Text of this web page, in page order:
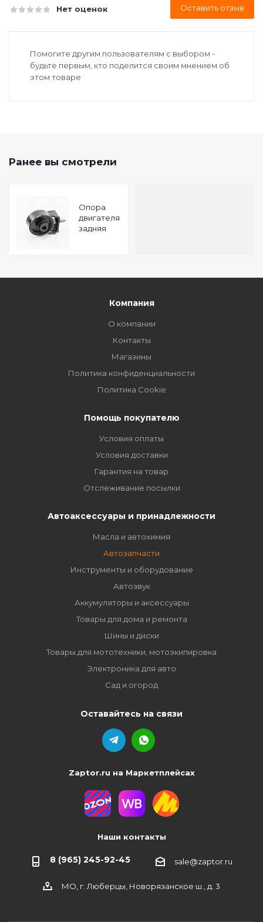
Нет оценок Оставить отзыв
Помогите другим пользователям с выбором -
будьте первым, кто поделится своим мнением об
этом товаре
Ранее вы смотрели
Опора
двигателя
задняя
Компания
О компании
Контакты
Магазины
Политика конфиденциальности
Политика Cookie
Помощь покупателю
Условия оплаты
Условия доставки
Гарантия на товар
Отслеживание посылки
Автоаксессуары и принадлежности
Масла и автохимия
Автозапчасти
Инструменты и оборудование
Автозвук
Аккумуляторы и аксессуары
Товары для дома и ремонта
Шины и диски
Товары для мототехники, мотоэкипировка
Электроника для авто
Сад и огород
Оставайтесь на связи
Zaptor.ru на Маркетплейсах
Наши контакты
8 (965) 245-92-45 sale@zaptor.ru
МО, г. Люберцы, Новорязанское ш., д. 3